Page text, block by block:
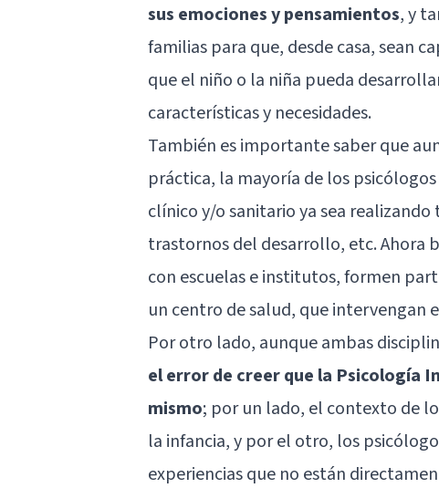
sus emociones y pensamientos, y
familias para que, desde casa, sean
que el niño o la niña pueda
características y necesidades.
También es importante saber que
práctica, la mayoría de los
clínico y/o sanitario ya sea
trastornos del desarrollo, etc. Ahora
con escuelas e institutos, formen
un centro de salud, que intervengan
Por otro lado, aunque ambas
el error de creer que la Psicología
mismo; por un lado, el contexto de
la infancia, y por el otro, los
experiencias que no están